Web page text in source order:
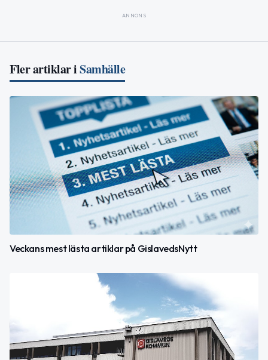
ANNONS
Fler artiklar iSamhälle
Veckans mest lästa artiklar på GislavedsNytt